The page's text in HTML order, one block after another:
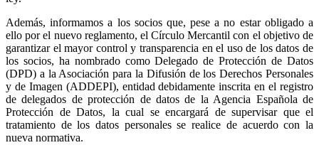
Además, informamos a los socios que, pese a no estar obligado a
ello por el nuevo reglamento, el Círculo Mercantil con el objetivo de
garantizar el mayor control y transparencia en el uso de los datos de
los socios, ha nombrado como Delegado de Protección de Datos
(DPD) a la Asociación para la Difusión de los Derechos Personales
y de Imagen (ADDEPI), entidad debidamente inscrita en el registro
de delegados de protección de datos de la Agencia Española de
Protección de Datos, la cual se encargará de supervisar que el
tratamiento de los datos personales se realice de acuerdo con la
nueva normativa.